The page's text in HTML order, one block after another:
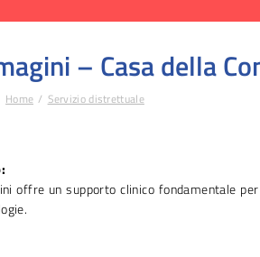
– Casa della
Home Servizio distrettuale
offre un supporto clinico fondamentale